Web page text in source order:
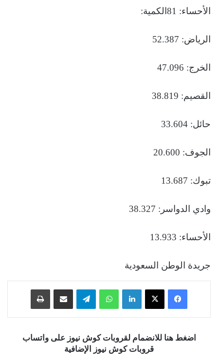
الأحساء: 81الكمية:
الرياض: 52.387
الخرج: 47.096
القصيم: 38.819
حائل: 33.604
الجوف: 20.600
تبوك: 13.687
وادي الدواسر: 38.327
الأحساء: 13.933
جريدة الوطن السعودية
فيسبوك ‫X لينكدإن واتساب تيلقرام
اضغط هنا للانضمام لقروبات كوش نيوز على واتساب
قروبات كوش نيوز الإضافية